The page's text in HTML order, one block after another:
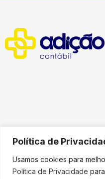
Política de
Usamos cookies para
Política de Privacidade